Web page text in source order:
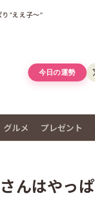
“ええ子～”
今日の運勢
グルメ プレゼント
んはやっぱ